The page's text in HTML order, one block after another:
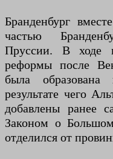
Бранденбург
частью
Пруссии. В ходе
реформы после
была образована
результате чего
добавлены ранее
Законом о
отделился от